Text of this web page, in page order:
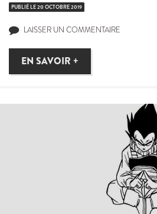
PUBLIÉ LE20 OCTOBRE 2019
LAISSER UN COMMENTAIRE
EN SAVOIR +